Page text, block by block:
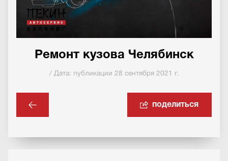
Ремонт кузова Челябинск
/ Дата: публикации 28 сентября 2021 г.
поделиться